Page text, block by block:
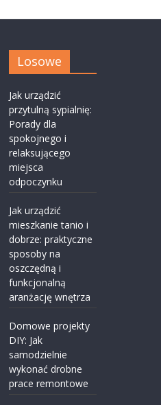
Losowe
Jak urządzić
przytulną sypialnię:
Porady dla
spokojnego i
relaksującego
miejsca
odpoczynku
Jak urządzić
mieszkanie tanio i
dobrze: praktyczne
sposoby na
oszczędną i
funkcjonalną
aranżację wnętrza
Domowe projekty
DIY: Jak
samodzielnie
wykonać drobne
prace remontowe